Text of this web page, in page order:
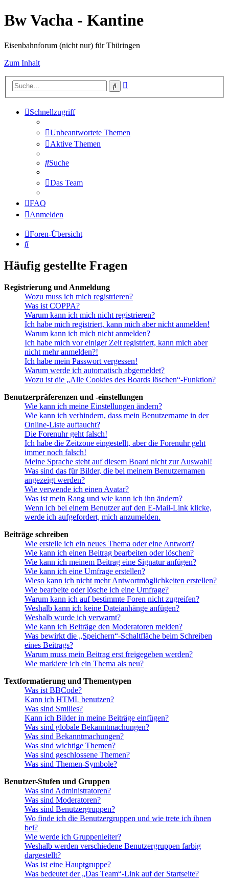
Bw Vacha - Kantine
Eisenbahnforum (nicht nur) für Thüringen
Zum Inhalt
Suche
Schnellzugriff
Unbeantwortete Themen
Aktive Themen
Suche
Das Team
FAQ
Anmelden
Foren-Übersicht
Suche
Häufig gestellte Fragen
Registrierung und Anmeldung
Wozu muss ich mich registrieren?
Was ist COPPA?
Warum kann ich mich nicht registrieren?
Ich habe mich registriert, kann mich aber nicht anmelden!
Warum kann ich mich nicht anmelden?
Ich habe mich vor einiger Zeit registriert, kann mich aber
nicht mehr anmelden?!
Ich habe mein Passwort vergessen!
Warum werde ich automatisch abgemeldet?
Wozu ist die „Alle Cookies des Boards löschen“-Funktion?
Benutzerpräferenzen und -einstellungen
Wie kann ich meine Einstellungen ändern?
Wie kann ich verhindern, dass mein Benutzername in der
Online-Liste auftaucht?
Die Forenuhr geht falsch!
Ich habe die Zeitzone eingestellt, aber die Forenuhr geht
immer noch falsch!
Meine Sprache steht auf diesem Board nicht zur Auswahl!
Was sind das für Bilder, die bei meinem Benutzernamen
angezeigt werden?
Wie verwende ich einen Avatar?
Was ist mein Rang und wie kann ich ihn ändern?
Wenn ich bei einem Benutzer auf den E-Mail-Link klicke,
werde ich aufgefordert, mich anzumelden.
Beiträge schreiben
Wie erstelle ich ein neues Thema oder eine Antwort?
Wie kann ich einen Beitrag bearbeiten oder löschen?
Wie kann ich meinem Beitrag eine Signatur anfügen?
Wie kann ich eine Umfrage erstellen?
Wieso kann ich nicht mehr Antwortmöglichkeiten erstellen?
Wie bearbeite oder lösche ich eine Umfrage?
Warum kann ich auf bestimmte Foren nicht zugreifen?
Weshalb kann ich keine Dateianhänge anfügen?
Weshalb wurde ich verwarnt?
Wie kann ich Beiträge den Moderatoren melden?
Was bewirkt die „Speichern“-Schaltfläche beim Schreiben
eines Beitrags?
Warum muss mein Beitrag erst freigegeben werden?
Wie markiere ich ein Thema als neu?
Textformatierung und Thementypen
Was ist BBCode?
Kann ich HTML benutzen?
Was sind Smilies?
Kann ich Bilder in meine Beiträge einfügen?
Was sind globale Bekanntmachungen?
Was sind Bekanntmachungen?
Was sind wichtige Themen?
Was sind geschlossene Themen?
Was sind Themen-Symbole?
Benutzer-Stufen und Gruppen
Was sind Administratoren?
Was sind Moderatoren?
Was sind Benutzergruppen?
Wo finde ich die Benutzergruppen und wie trete ich ihnen
bei?
Wie werde ich Gruppenleiter?
Weshalb werden verschiedene Benutzergruppen farbig
dargestellt?
Was ist eine Hauptgruppe?
Was bedeutet der „Das Team“-Link auf der Startseite?